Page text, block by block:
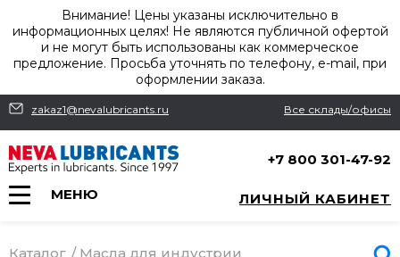
Внимание! Цены указаны исключительно в
информационных целях! Не являются публичной офертой
и не могут быть использованы как коммерческое
предложение. Просьба уточнять по телефону, e-mail, при
оформлении заказа.
zakaz1@nevalubricants.ru Все склады/офисы
+7 800 301-47-92
МЕНЮ ЛИЧНЫЙ КАБИНЕТ
Каталог / Масла для индустрии